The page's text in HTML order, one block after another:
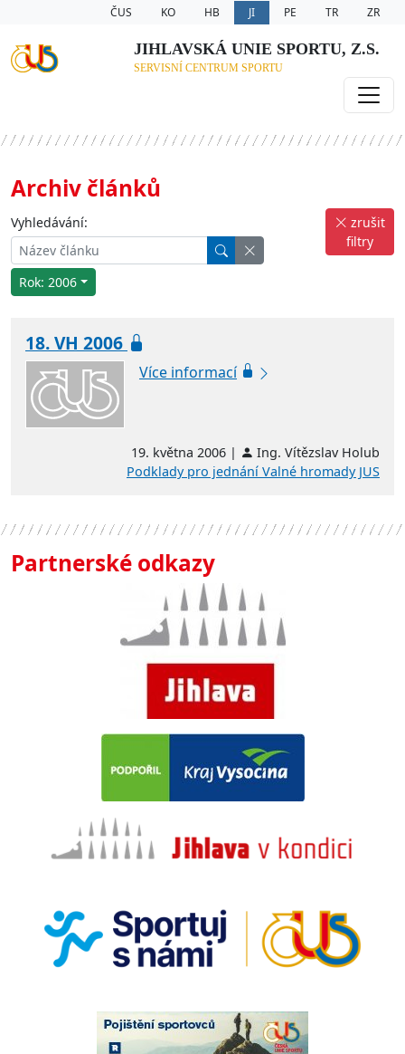
ČUS KO HB JI PE TR ZR
JIHLAVSKÁ UNIE SPORTU, Z.S.
SERVISNÍ CENTRUM SPORTU
Archiv článků
Vyhledávání:
Rok: 2006
zrušit
filtry
18. VH 2006
Více informací
19. května 2006 |
Ing. Vítězslav Holub
Podklady pro jednání Valné hromady JUS
Partnerské odkazy